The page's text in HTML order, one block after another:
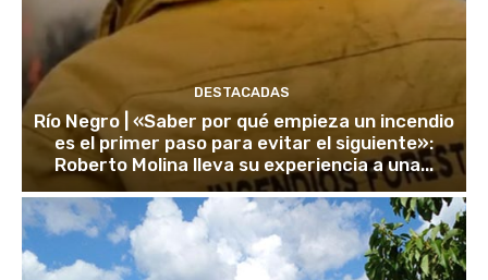
DESTACADAS
Río Negro | «Saber por qué empieza un incendio
es el primer paso para evitar el siguiente»:
Roberto Molina lleva su experiencia a una...